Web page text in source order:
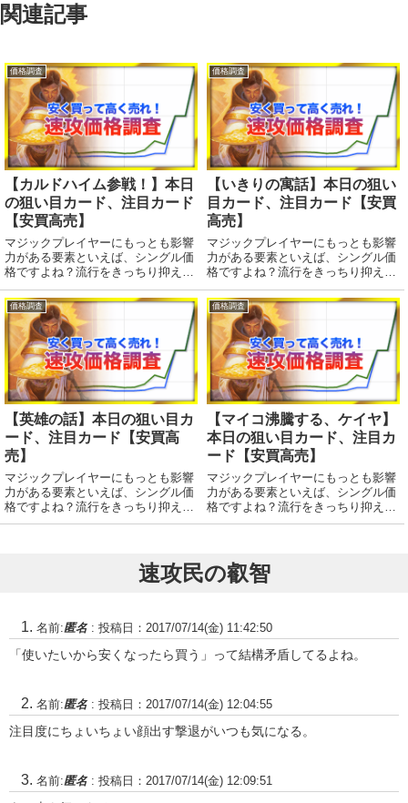
関連記事
価格調査
【カルドハイム参戦！】本日
の狙い目カード、注目カード
【安買高売】
マジックプレイヤーにもっとも影響
力がある要素といえば、シングル価
格ですよね？流行をきっちり抑えて
賢く売り買いいたしましょう！デー
タはmtgのデータサイトWisdom
Guildさんから。注目度ランキン
グ！（基本土地はランキングから除
外してい...
価格調査
【いきりの寓話】本日の狙い
目カード、注目カード【安買
高売】
マジックプレイヤーにもっとも影響
力がある要素といえば、シングル価
格ですよね？流行をきっちり抑えて
賢く売り買いいたしましょう！デー
タはmtgのデータサイトWisdom
Guildさんから。注目度ランキン
グ！（基本土地はランキングから除
外してい...
価格調査
【英雄の話】本日の狙い目カ
ード、注目カード【安買高
売】
マジックプレイヤーにもっとも影響
力がある要素といえば、シングル価
格ですよね？流行をきっちり抑えて
賢く売り買いいたしましょう！デー
グ！（基本土地はランキングから除
価格調査
【マイコ沸騰する、ケイヤ】
本日の狙い目カード、注目カ
ード【安買高売】
マジックプレイヤーにもっとも影響
力がある要素といえば、シングル価
格ですよね？流行をきっちり抑えて
賢く売り買いいたしましょう！デー
グ！（基本土地はランキングから除
外してい...
速攻民の叡智
名前:匿名 : 投稿日：2017/07/14(金) 11:42:50
「使いたいから安くなったら買う」って結構矛盾してるよね。
名前:匿名 : 投稿日：2017/07/14(金) 12:04:55
注目度にちょいちょい顔出す撃退がいつも気になる。
名前:匿名 : 投稿日：2017/07/14(金) 12:09:51